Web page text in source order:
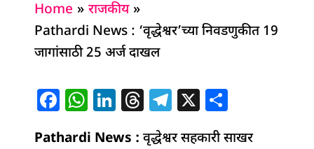
Home
राजकीय
Pathardi News : ‘वृद्धेश्वर’च्या निवडणुकीत 19
जागांसाठी 25 अर्ज दाखल
F W Li T
h
T X
Pathardi News :वृद्धेश्वर सहकारी साखर